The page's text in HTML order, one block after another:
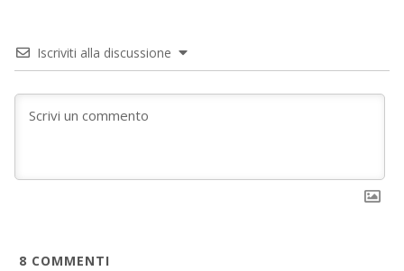
Iscriviti alla discussione
8 COMMENTI